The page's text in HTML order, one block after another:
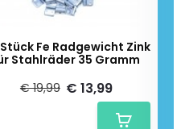
Fe Radgewicht Zink
Stahlräder 35 Gramm
€ 19,99 € 13,99